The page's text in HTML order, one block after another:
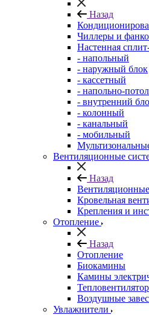
Назад
Чиллеры и
Настенная
- напольный
- наружный блок
- кассетный
- напольно-
- внутренний
- колонный
- канальный
- мобильный
Вентиляционные
Назад
Кровельная
Крепления и
Отопление
Назад
Отопление
Биокамины
Камины
Воздушные
Увлажнители